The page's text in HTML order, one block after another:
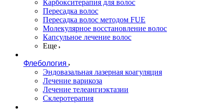
Карбокситерапия для волос
Пересадка волос
Пересадка волос методом FUE
Молекулярное восстановление волос
Капсульное лечение волос
Еще
Флебология
Эндовазальная лазерная коагуляция
Лечение варикоза
Лечение телеангиэктазии
Склеротерапия